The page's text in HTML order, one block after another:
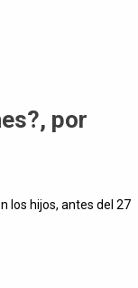
por
los hijos, antes del 27